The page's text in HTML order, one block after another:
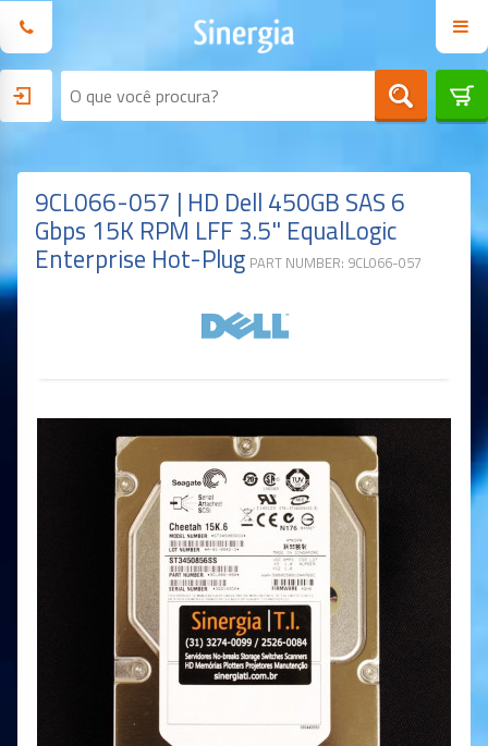
9CL066-057 | HD Dell 450GB SAS 6
Gbps 15K RPM LFF 3.5" EqualLogic
Enterprise Hot-Plug PART NUMBER: 9CL066-057